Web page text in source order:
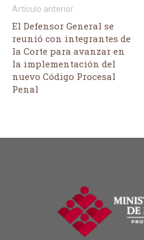
Artículo anterior
El Defensor General se
reunió con integrantes de
la Corte para avanzar en
la implementación del
nuevo Código Procesal
Penal